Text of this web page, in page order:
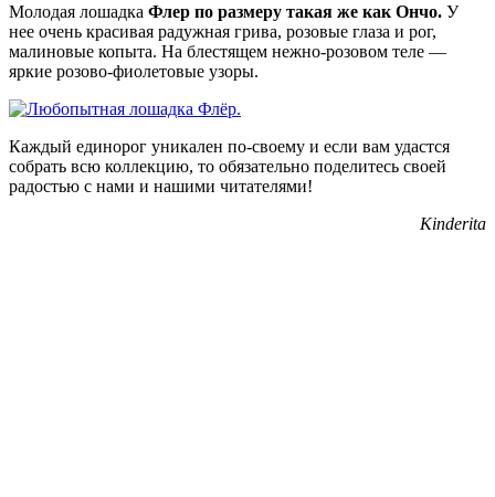
Молодая лошадка Флер по размеру такая же как Ончо. У
нее очень красивая радужная грива, розовые глаза и рог,
малиновые копыта. На блестящем нежно-розовом теле —
яркие розово-фиолетовые узоры.
Каждый единорог уникален по-своему и если вам удастся
собрать всю коллекцию, то обязательно поделитесь своей
радостью с нами и нашими читателями!
Kinderita